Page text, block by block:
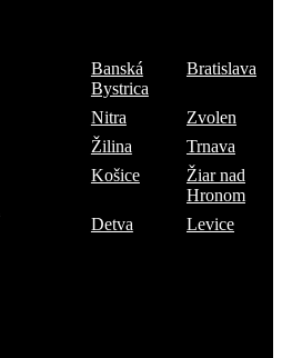
Banská
Bystrica
Bratislava
Nitra
Zvolen
Žilina
Trnava
Košice
Žiar nad
Hronom
Detva
Levice